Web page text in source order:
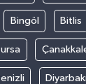
Bingöl Bitlis